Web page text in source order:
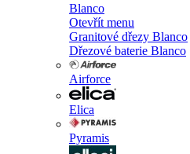
Blanco
Otevřít menu
Granitové dřezy Blanco
Dřezové baterie Blanco
Airforce
Elica
Pyramis